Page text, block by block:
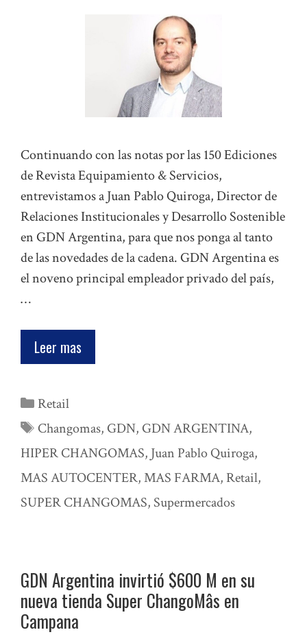
Continuando con las notas por las 150 Ediciones
de Revista Equipamiento & Servicios,
entrevistamos a Juan Pablo Quiroga, Director de
Relaciones Institucionales y Desarrollo Sostenible
en GDN Argentina, para que nos ponga al tanto
de las novedades de la cadena. GDN Argentina es
el noveno principal empleador privado del país,
…
Leer mas
Categorías
Retail
Etiquetas
Changomas, GDN, GDN ARGENTINA,
HIPER CHANGOMAS, Juan Pablo Quiroga,
MAS AUTOCENTER,MAS FARMA, Retail,
SUPER CHANGOMAS, Supermercados
GDN Argentina invirtió $600 M en su
nueva tienda Super ChangoMâs en
Campana